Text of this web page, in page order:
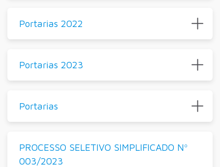
Portarias 2022
Portarias 2023
Portarias
PROCESSO SELETIVO SIMPLIFICADO Nº
003/2023